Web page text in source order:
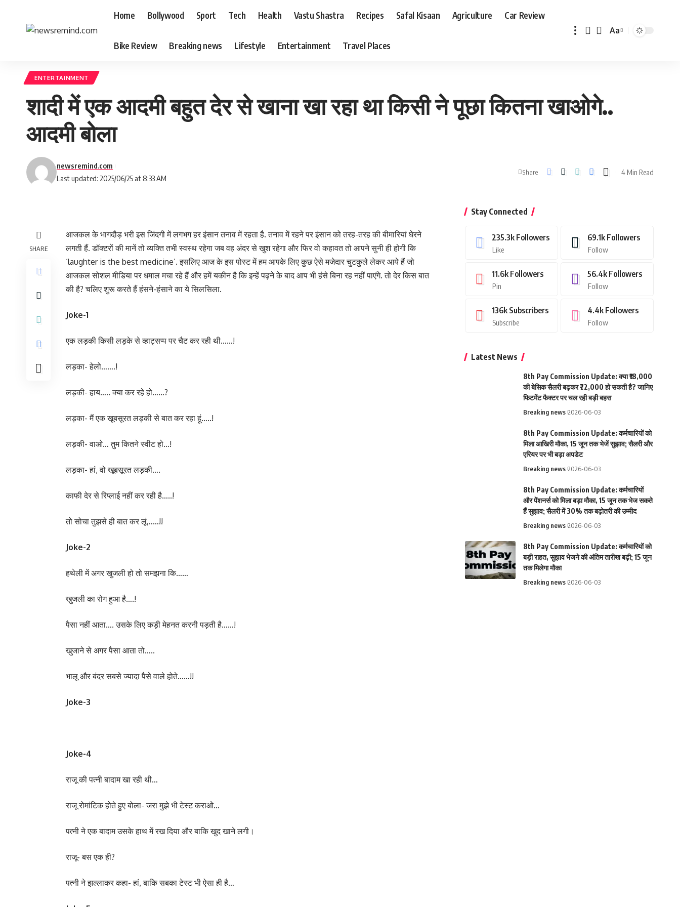
Home Bollywood Sport Tech Health Vastu Shastra Recipes Safal Kisaan Agriculture Car Review
Bike Review Breaking news Lifestyle Entertainment Travel Places
Font
Aa
ENTERTAINMENT
शादी में एक आदमी बहुत देर से खाना खा रहा था किसी ने पूछा कितना खाओगे..
आदमी बोला
Last updated: 2025/06/25 at 8:33 AM
newsremind.com
Share 4 Min Read
SHARE
आजकल के भागदौड़ भरी इस जिंदगी में लगभग हर इंसान तनाव में रहता है. तनाव में रहने पर इंसान को तरह-तरह की बीमारियां घेरने
लगती हैं. डॉक्टरों की मानें तो व्यक्ति तभी स्वस्थ रहेगा जब वह अंदर से खुश रहेगा और फिर वो कहावत तो आपने सुनी ही होगी कि
‘laughter is the best medicine’. इसलिए आज के इस पोस्ट में हम आपके लिए कुछ ऐसे मजेदार चुटकुले लेकर आये हैं जो
आजकल सोशल मीडिया पर धमाल मचा रहे हैं और हमें यकीन है कि इन्हें पढ़ने के बाद आप भी हंसे बिना रह नहीं पाएंगे. तो देर किस बात
की है? चलिए शुरू करते हैं हंसने-हंसाने का ये सिलसिला.
Joke-1
एक लड़की किसी लड़के से व्हाट्सप्प पर चैट कर रही थी……!
लड़का- हेलो…….!
लड़की- हाय….. क्या कर रहे हो……?
लड़का- मैं एक खूबसूरत लड़की से बात कर रहा हूं…..!
लड़की- वाओ… तुम कितने स्वीट हो…!
लड़का- हां, वो खूबसूरत लड़की….
काफी देर से रिप्लाई नहीं कर रही है…..!
तो सोचा तुझसे ही बात कर लूं……!!
Joke-2
हथेली में अगर खुजली हो तो समझना कि……
खुजली का रोग हुआ है….!
पैसा नहीं आता…. उसके लिए कड़ी मेहनत करनी पड़ती है……!
खुजाने से अगर पैसा आता तो…..
भालू और बंदर सबसे ज्यादा पैसे वाले होते……!!
Joke-3
Joke-4
राजू की पत्नी बादाम खा रही थी…
राजू रोमांटिक होते हुए बोला- जरा मुझे भी टेस्ट कराओ…
पत्नी ने एक बादाम उसके हाथ में रख दिया और बाकि खुद खाने लगी।
राजू- बस एक ही?
पत्नी ने झल्लाकर कहा- हां, बाकि सबका टेस्ट भी ऐसा ही है…
Stay Connected
235.3k Followers
Like
69.1k Followers
Follow
11.6k Followers
Pin
56.4k Followers
Follow
136k Subscribers
Subscribe
4.4k Followers
Follow
Latest News
8th Pay Commission Update: क्या ₹18,000
की बेसिक सैलरी बढ़कर ₹72,000 हो सकती है? जानिए
फिटमेंट फैक्टर पर चल रही बड़ी बहस
Breaking news 2026-06-03
8th Pay Commission Update: कर्मचारियों को
मिला आखिरी मौका, 15 जून तक भेजें सुझाव; सैलरी और
एरियर पर भी बड़ा अपडेट
Breaking news 2026-06-03
8th Pay Commission Update: कर्मचारियों
और पेंशनर्स को मिला बड़ा मौका, 15 जून तक भेज सकते
हैं सुझाव; सैलरी में 30% तक बढ़ोतरी की उम्मीद
Breaking news 2026-06-03
8th Pay Commission Update: कर्मचारियों को
बड़ी राहत, सुझाव भेजने की अंतिम तारीख बढ़ी; 15 जून
तक मिलेगा मौका
Breaking news 2026-06-03